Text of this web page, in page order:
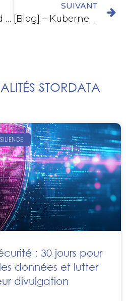
[Blog] – Le cloud de proximité : un actif stratégique pour le secteur public
SUIVANT
[Blog] – Kubernetes : une option crédible face à VMware pour moderniser les plateformes IT
STORDATA
: 30 jours pour
données et lutter
divulgation